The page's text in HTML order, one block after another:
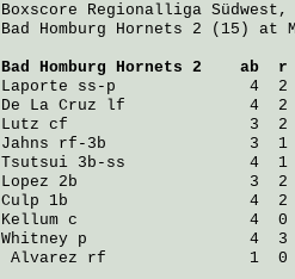
Boxscore Regionalliga Südwest,
Bad Homburg Hornets 2 (15)
Bad Homburg Hornets 2
ab  r
Laporte ss-p              4  2
De La Cruz lf             4  2
Lutz cf                   3  2  1
Jahns rf-3b               3  1
Tsutsui 3b-ss             4  1
Lopez 2b                  3  2
Culp 1b                   4  2
Kellum c                  4  0
Whitney p                 4  3
Alvarez rf               1  0